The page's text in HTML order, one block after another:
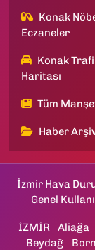
Konak
Eczaneler
Konak
Haritası
Tüm
Haber
İzmir Hava
Genel
İZMİR Aliağa
Beydağ